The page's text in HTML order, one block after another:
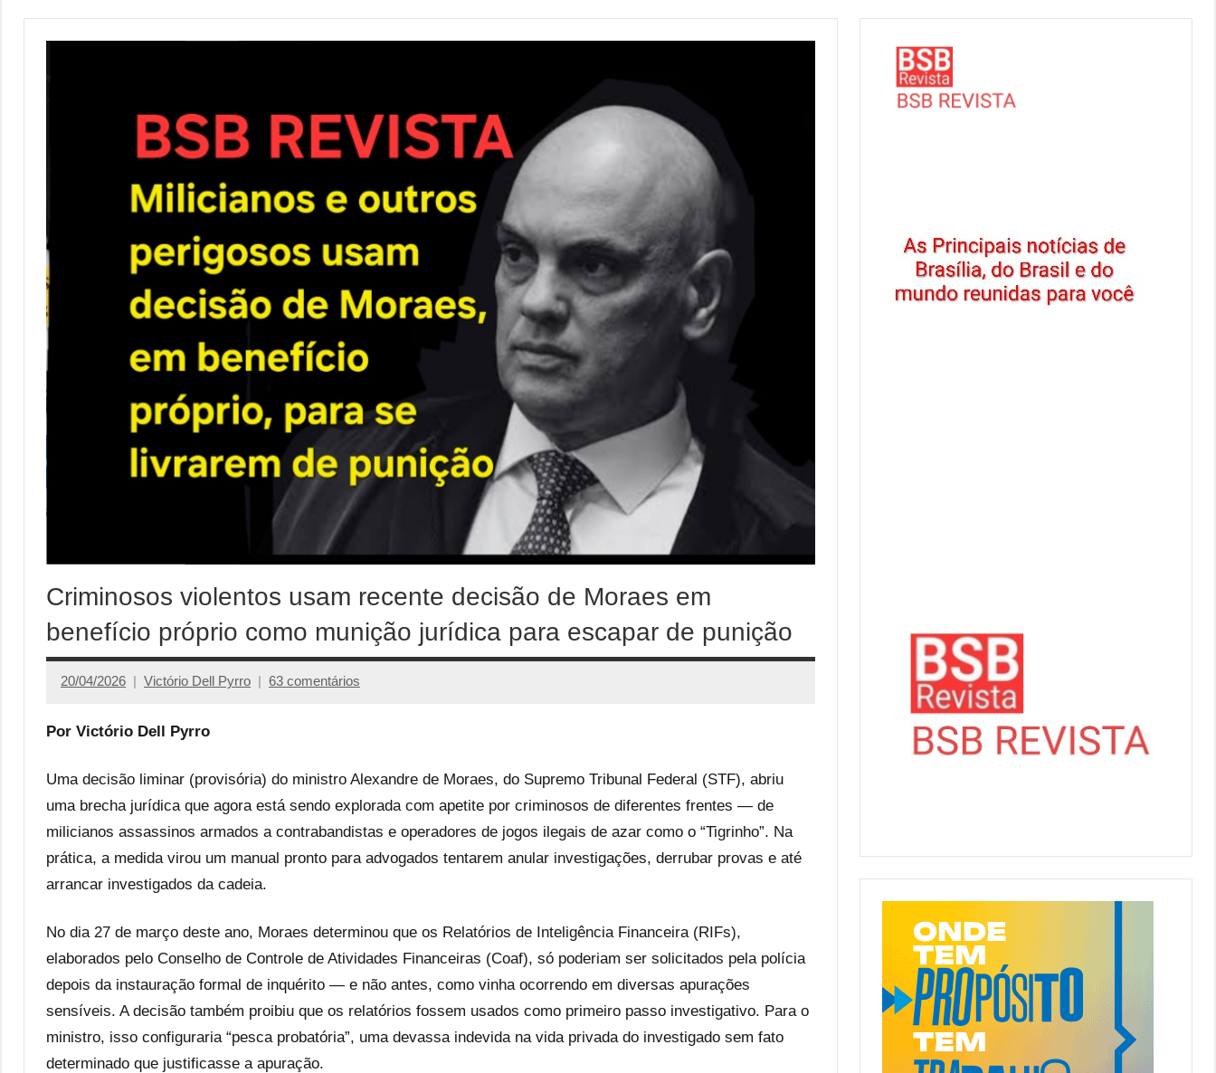
Criminosos violentos usam recente decisão de Moraes em
benefício próprio como munição jurídica para escapar de punição
20/04/2026 Victório Dell Pyrro 63 comentários
Por Victório Dell Pyrro
Uma decisão liminar (provisória) do ministro Alexandre de Moraes, do Supremo Tribunal Federal (STF), abriu
uma brecha jurídica que agora está sendo explorada com apetite por criminosos de diferentes frentes — de
milicianos assassinos armados a contrabandistas e operadores de jogos ilegais de azar como o “Tigrinho”. Na
prática, a medida virou um manual pronto para advogados tentarem anular investigações, derrubar provas e até
arrancar investigados da cadeia.
No dia 27 de março deste ano, Moraes determinou que os Relatórios de Inteligência Financeira (RIFs),
elaborados pelo Conselho de Controle de Atividades Financeiras (Coaf), só poderiam ser solicitados pela polícia
depois da instauração formal de inquérito — e não antes, como vinha ocorrendo em diversas apurações
sensíveis. A decisão também proibiu que os relatórios fossem usados como primeiro passo investigativo. Para o
ministro, isso configuraria “pesca probatória”, uma devassa indevida na vida privada do investigado sem fato
determinado que justificasse a apuração.